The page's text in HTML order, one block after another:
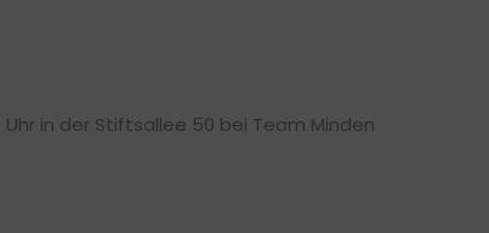
in der Stiftsallee 50 bei Team Minden